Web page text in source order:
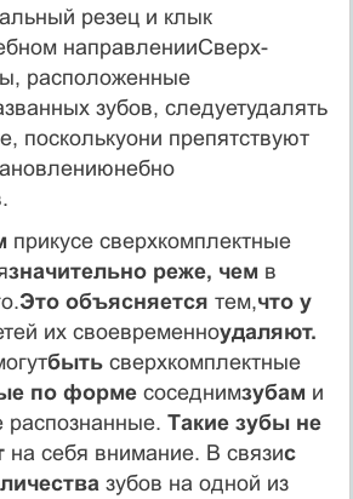
резец и клык
направленииСверх­
расположенные
зубов, следуетудалять
посколькуони пре­пятствуют
прикусе сверхкомплектные
значительно реже, чемв
Это объяс­няется тем,что у
их своевременноудаляют.
бытьсверхкомплектные
по формесоседнимзубами
распознанные. Такие зубы не
на себя внимание. В связис
зубов на одной из